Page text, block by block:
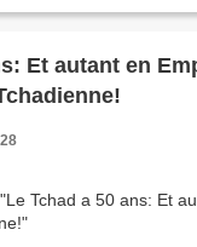
Et autant en